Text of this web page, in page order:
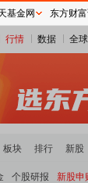
行情 数据 全球
板块 排行 新股
个股研报 新股申
基金网 东方财